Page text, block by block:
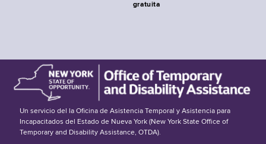
gratuita
Un servicio del la Oficina de Asistencia Temporal y Asistencia para
Incapacitados del Estado de Nueva York (New York State Office of
Temporary and Disability Assistance, OTDA).